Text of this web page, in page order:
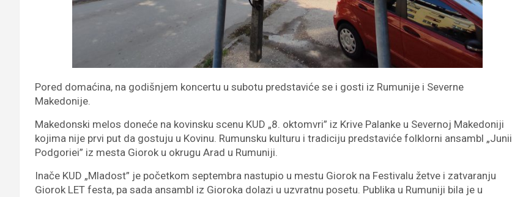
Pored domaćina, na godišnjem koncertu u subotu predstaviće se i gosti iz Rumunije i Severne
Makedonije.
Makedonski melos doneće na kovinsku scenu KUD „8. oktomvri” iz Krive Palanke u Severnoj Makedoniji
kojima nije prvi put da gostuju u Kovinu. Rumunsku kulturu i tradiciju predstaviće folklorni ansambl „Junii
Podgoriei” iz mesta Giorok u okrugu Arad u Rumuniji.
Inače KUD „Mladost” je početkom septembra nastupio u mestu Giorok na Festivalu žetve i zatvaranju
Giorok LET festa, pa sada ansambl iz Gioroka dolazi u uzvratnu posetu. Publika u Rumuniji bila je u